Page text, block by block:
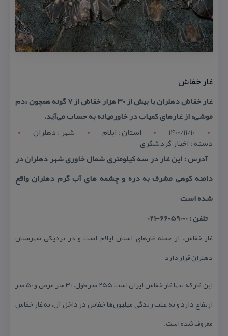
غار خفاش
غار خفاش دهلران با بیش از ۳۰ هزار خفاش از ۷ گونه همچون «دم
موشی» از غارهای كمیاب در خاورمیانه به حساب می‌آید.
1400/11/10
استان : ايلام شهر : دهلران
دسته : اخبار گردشگری
آدرس : این غار در سه كیلومتری شمال خاوری شهر دهلران در
دامنه كوهی مشرف به دره و چشمه های آب گرم دهلران واقع
شده است
تلفن : 66059000-021
غار خفاش، از جمله غارهای استان ایلام است و در نزدیكی شهرستان
دهلران قرار دارد
این غار كه تنها غار خفاش ایران است ۲۵۵ متر طول، ۳۰ متر عرض و ۵۰ متر
ارتفاع دارد و به علت زندگی میلیون‌ها خفاش در داخل آن، به غار خفاش
معروف شده است.